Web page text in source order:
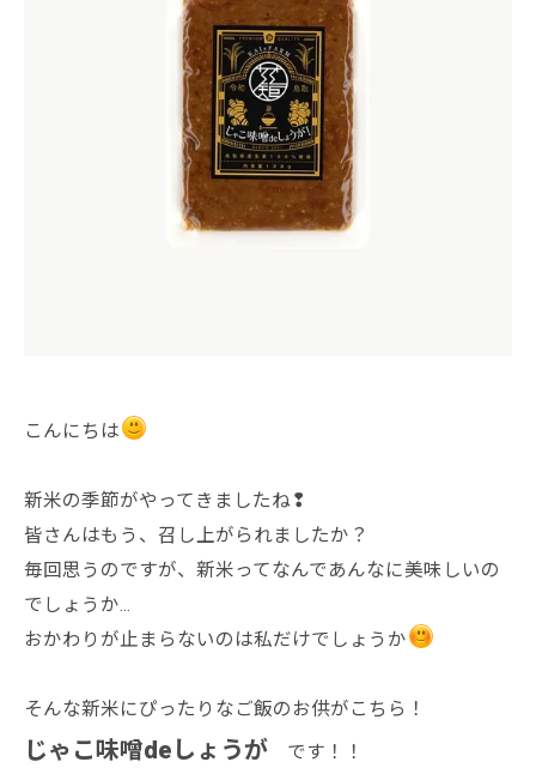
こんにちは
新米の季節がやってきましたね❢
皆さんはもう、召し上がられましたか？
毎回思うのですが、新米ってなんであんなに美味しいの
でしょうか...
おかわりが止まらないのは私だけでしょうか
そんな新米にぴったりなご飯のお供がこちら！
じゃこ味噌deしょうが です！！